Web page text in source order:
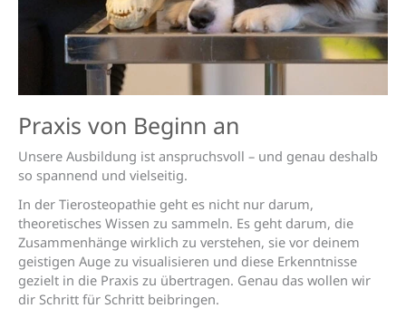
Praxis von Beginn an
Unsere Ausbildung ist anspruchsvoll – und genau deshalb
so spannend und vielseitig.
In der Tierosteopathie geht es nicht nur darum,
theoretisches Wissen zu sammeln. Es geht darum, die
Zusammenhänge wirklich zu verstehen, sie vor deinem
geistigen Auge zu visualisieren und diese Erkenntnisse
gezielt in die Praxis zu übertragen. Genau das wollen wir
dir Schritt für Schritt beibringen.